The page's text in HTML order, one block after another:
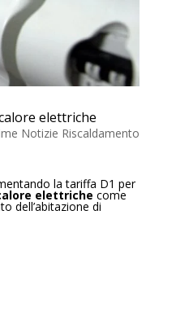
elettriche
Notizie Riscaldamento
la tariffa D1 per
elettriche come
dell’abitazione di